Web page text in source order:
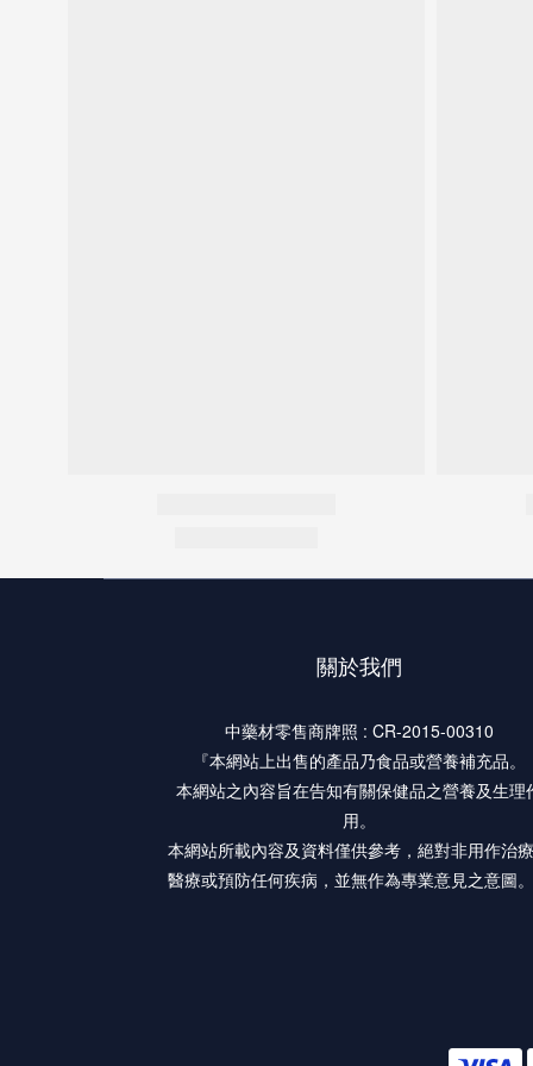
關於我們
中藥材零售商牌照 : CR-2015-00310
『本網站上出售的產品乃食品或營養補充品。
本網站之內容旨在告知有關保健品之營養及生理
用。
本網站所載內容及資料僅供參考，絕對非用作治
醫療或預防任何疾病，並無作為專業意見之意圖